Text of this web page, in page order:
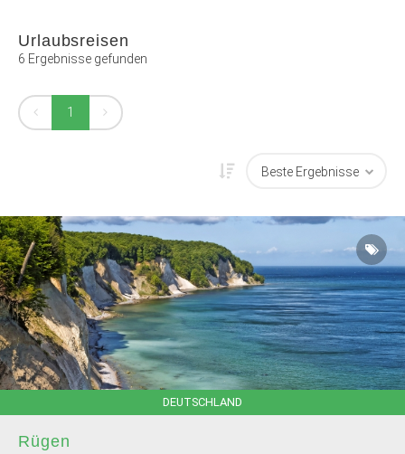
Urlaubsreisen
6 Ergebnisse gefunden
1
DEUTSCHLAND
Rügen